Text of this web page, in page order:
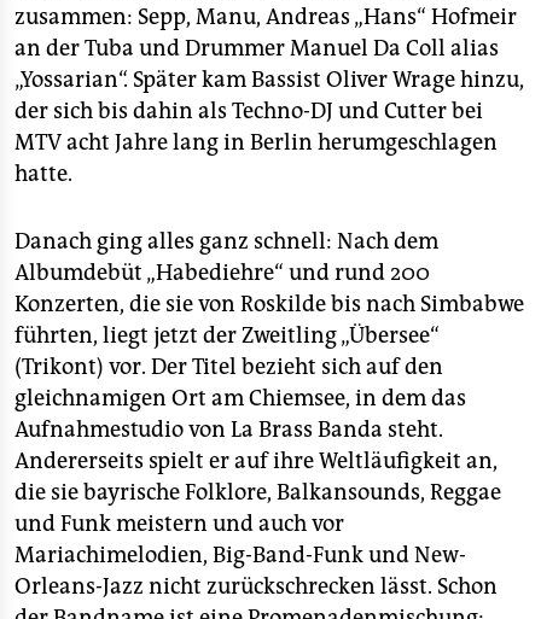
zusammen: Sepp, Manu, Andreas „Hans“ Hofmeir
an der Tuba und Drummer Manuel Da Coll alias
„Yossarian“. Später kam Bassist Oliver Wrage hinzu,
der sich bis dahin als Techno-DJ und Cutter bei
MTV acht Jahre lang in Berlin herumgeschlagen
hatte.
Danach ging alles ganz schnell: Nach dem
Albumdebüt „Habediehre“ und rund 200
Konzerten, die sie von Roskilde bis nach Simbabwe
führten, liegt jetzt der Zweitling „Übersee“
(Trikont) vor. Der Titel bezieht sich auf den
gleichnamigen Ort am Chiemsee, in dem das
Aufnahmestudio von La Brass Banda steht.
Andererseits spielt er auf ihre Weltläufigkeit an,
die sie bayrische Folklore, Balkansounds, Reggae
und Funk meistern und auch vor
Mariachimelodien, Big-Band-Funk und New-
Orleans-Jazz nicht zurückschrecken lässt. Schon